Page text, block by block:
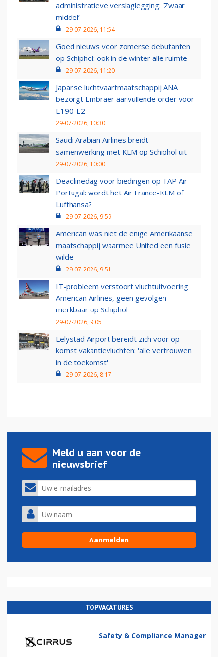
administratieve verslaglegging: ‘Zwaar
middel’
29-07-2026, 11:54
Goed nieuws voor zomerse debutanten
op Schiphol: ook in de winter alle ruimte
29-07-2026, 11:20
Japanse luchtvaartmaatschappij ANA
bezorgt Embraer aanvullende order voor
E190-E2
29-07-2026, 10:30
Saudi Arabian Airlines breidt
samenwerking met KLM op Schiphol uit
29-07-2026, 10:00
Deadlinedag voor biedingen op TAP Air
Portugal: wordt het Air France-KLM of
Lufthansa?
29-07-2026, 9:59
American was niet de enige Amerikaanse
maatschappij waarmee United een fusie
wilde
29-07-2026, 9:51
IT-probleem verstoort vluchtuitvoering
American Airlines, geen gevolgen
merkbaar op Schiphol
29-07-2026, 9:05
Lelystad Airport bereidt zich voor op
komst vakantievluchten: 'alle vertrouwen
in de toekomst'
29-07-2026, 8:17
Meld u aan voor de
nieuwsbrief
TOPVACATURES
Safety & Compliance Manager